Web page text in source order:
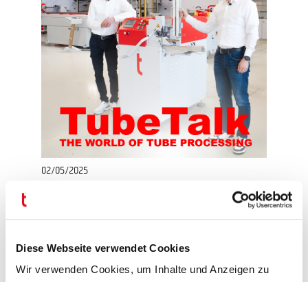
Diese Webseite verwendet Cookies
Wir verwenden Cookies, um Inhalte und Anzeigen zu
02/05/2025
Produktionstechniken erläutern. 🎬
Weitere Informationen